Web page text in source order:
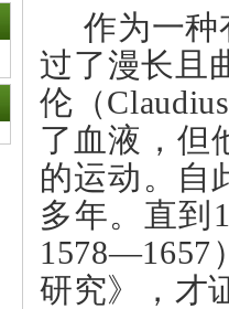
作为一种
过了漫长且
伦（
了血液，但
的运动。自
多年。直到
1578—1657
研究》，才